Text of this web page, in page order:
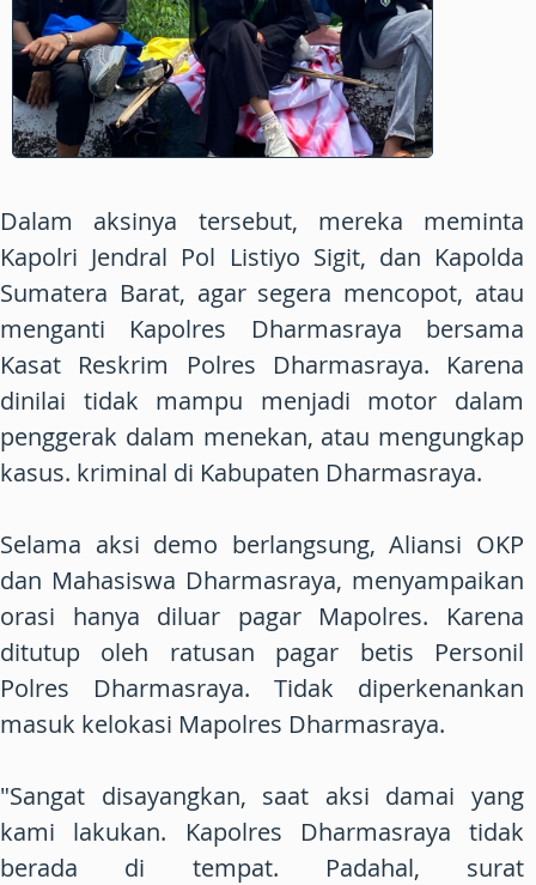
Dalam aksinya tersebut, mereka meminta
Kapolri Jendral Pol Listiyo Sigit, dan Kapolda
Sumatera Barat, agar segera mencopot, atau
menganti Kapolres Dharmasraya bersama
Kasat Reskrim Polres Dharmasraya. Karena
dinilai tidak mampu menjadi motor dalam
penggerak dalam menekan, atau mengungkap
kasus. kriminal di Kabupaten Dharmasraya.
Selama aksi demo berlangsung, Aliansi OKP
dan Mahasiswa Dharmasraya, menyampaikan
orasi hanya diluar pagar Mapolres. Karena
ditutup oleh ratusan pagar betis Personil
Polres Dharmasraya. Tidak diperkenankan
masuk kelokasi Mapolres Dharmasraya.
"Sangat disayangkan, saat aksi damai yang
kami lakukan. Kapolres Dharmasraya tidak
berada di tempat. Padahal, surat